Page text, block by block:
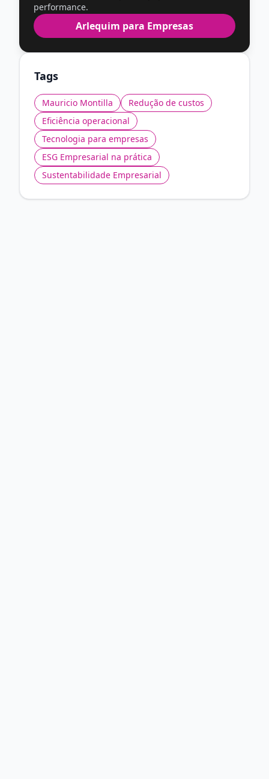
performance.
Arlequim para Empresas
Tags
Mauricio Montilla
Redução de custos
Eficiência operacional
Tecnologia para empresas
ESG Empresarial na prática
Sustentabilidade Empresarial